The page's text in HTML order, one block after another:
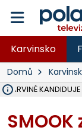
Karvinsko
Domů
V KARVINÉ